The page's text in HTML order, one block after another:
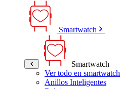
Smartwatch
Smartwatch
Ver todo en smartwatch
Anillos Inteligentes